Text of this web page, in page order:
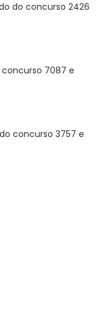
do concurso 2426
7087 e
concurso 3757 e